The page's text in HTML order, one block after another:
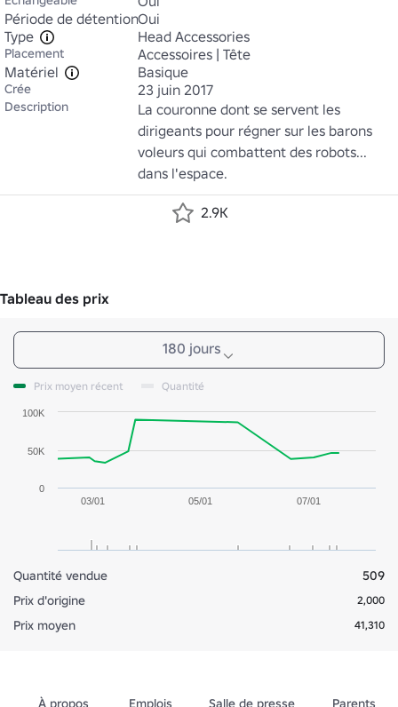
Période de détentionOui
Type
Head Accessories
Placement
Accessoires | Tête
Matériel
Basique
Crée 23 juin 2017
Description
La couronne dont se servent les
dirigeants pour régner sur les barons
voleurs qui combattent des robots...
dans l'espace.
2.9K
Tableau des prix
180 jours
Prix moyen récent Quantité
03/01 05/01 07/01
0
50K
100K
Quantité vendue
509
Prix d'origine
2,000
Prix moyen 41,310
À propos Emplois Salle de presse Parents